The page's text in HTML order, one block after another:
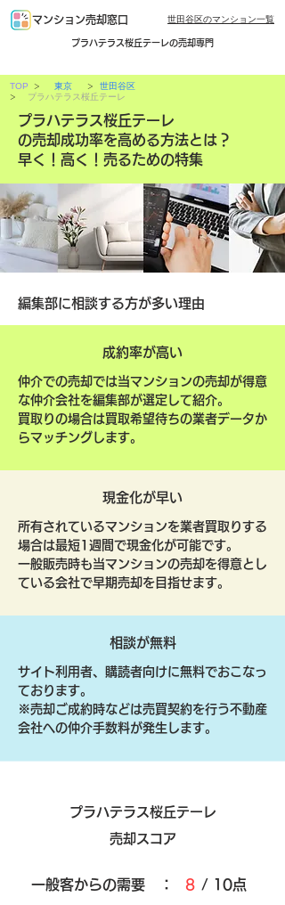
マンション売却窓口 世田谷区のマンション一覧
プラハテラス桜丘テーレの売却専門
TOP > 東京
>
>
プラハテラス桜丘テーレ
世田谷区
プラハテラス桜丘テーレ
の売却成功率を高める方法とは？
早く！高く！売るための特集
編集部に相談する方が多い理由
成約率が高い
仲介での売却では当マンションの売却が得意
な仲介会社を編集部が選定して紹介。
買取りの場合は買取希望待ちの業者データか
らマッチングします。
現金化が早い
所有されているマンションを業者買取りする
場合は最短1週間で現金化が可能です。
一般販売時も当マンションの売却を得意とし
ている会社で早期売却を目指せます。
相談が無料
サイト利用者、購読者向けに無料でおこなっ
ております。
​※売却ご成約時などは売買契約を行う不動産
会社への仲介手数料が発生します。
プラハテラス桜丘テーレ
売却スコア
​一般客からの需要 ： 8 / 10点